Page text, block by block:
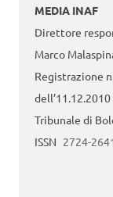
MEDIA INAF
Direttore
Marco
Registrazione
Tribunale di
ISSN 2724-